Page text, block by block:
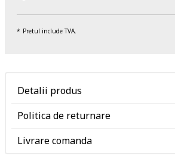
Pretul include TVA.
Detalii produs
Politica de returnare
Livrare comanda